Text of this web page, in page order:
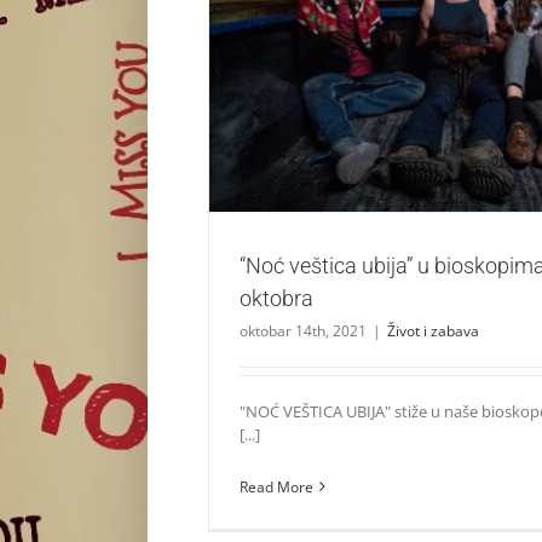
“Noć veštica ubija” u bioskopima od
Život i zabava
“Noć veštica ubija” u
oktobra
oktobar 14th, 2021 | Život i zabava
"NOĆ VEŠTICA UBIJA" stiže u naše
[...]
Read More